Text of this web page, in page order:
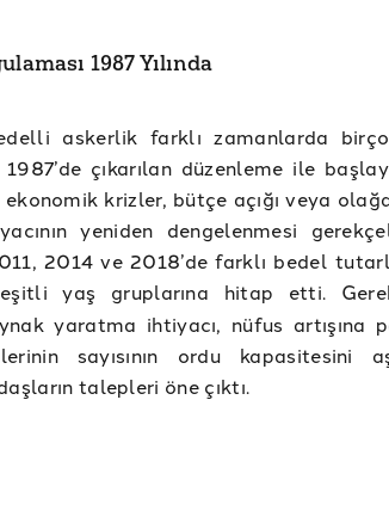
1987 Yılında
askerlik farklı zamanlarda
çıkarılan düzenleme ile
krizler, bütçe açığı veya
yeniden dengelenmesi
2014 ve 2018’de farklı bedel
yaş gruplarına hitap etti.
yaratma ihtiyacı, nüfus artışına
sayısının ordu kapasitesini
talepleri öne çıktı.